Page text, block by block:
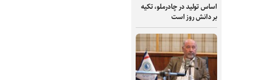
اساس تولید در چادرملو، تکیه
بر دانش‌ روز است